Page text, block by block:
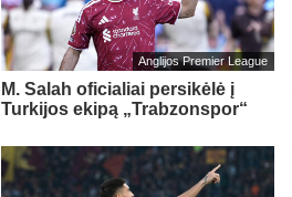
Anglijos Premier League
M. Salah oficialiai persikėlė į
Turkijos ekipą „Trabzonspor“